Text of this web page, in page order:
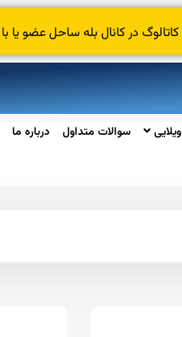
در کانال بله ساحل عضو یا
سوالات متداول درباره ما